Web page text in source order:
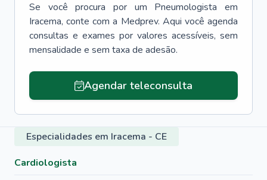
Se você procura por um Pneumologista
em
Iracema, conte com a Medprev. Aqui você agenda
consultas e exames por valores acessíveis, sem
mensalidade e sem taxa de adesão.
Agendar teleconsulta
Especialidades em Iracema - CE
Cardiologista